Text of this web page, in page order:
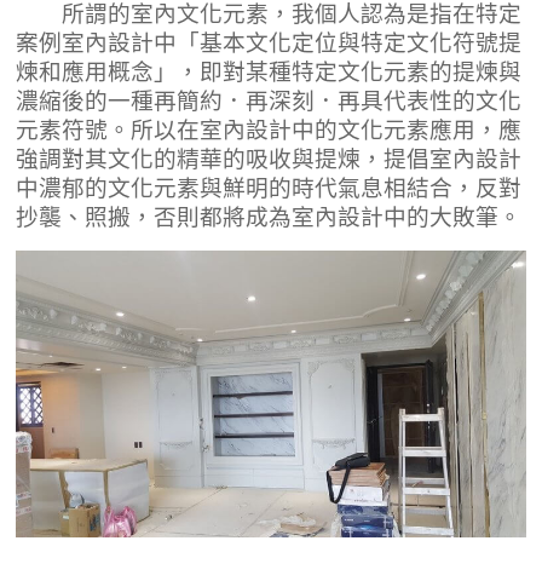
所謂的室內文化元素，我個人認為是指在特定
案例室內設計中「基本文化定位與特定文化符號提
煉和應用概念」，即對某種特定文化元素的提煉與
濃縮後的一種再簡約．再深刻．再具代表性的文化
元素符號。所以在室內設計中的文化元素應用，應
強調對其文化的精華的吸收與提煉，提倡室內設計
中濃郁的文化元素與鮮明的時代氣息相結合，反對
抄襲、照搬，否則都將成為室內設計中的大敗筆。